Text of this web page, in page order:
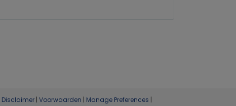
Disclaimer| Voorwaarden | Manage Preferences |